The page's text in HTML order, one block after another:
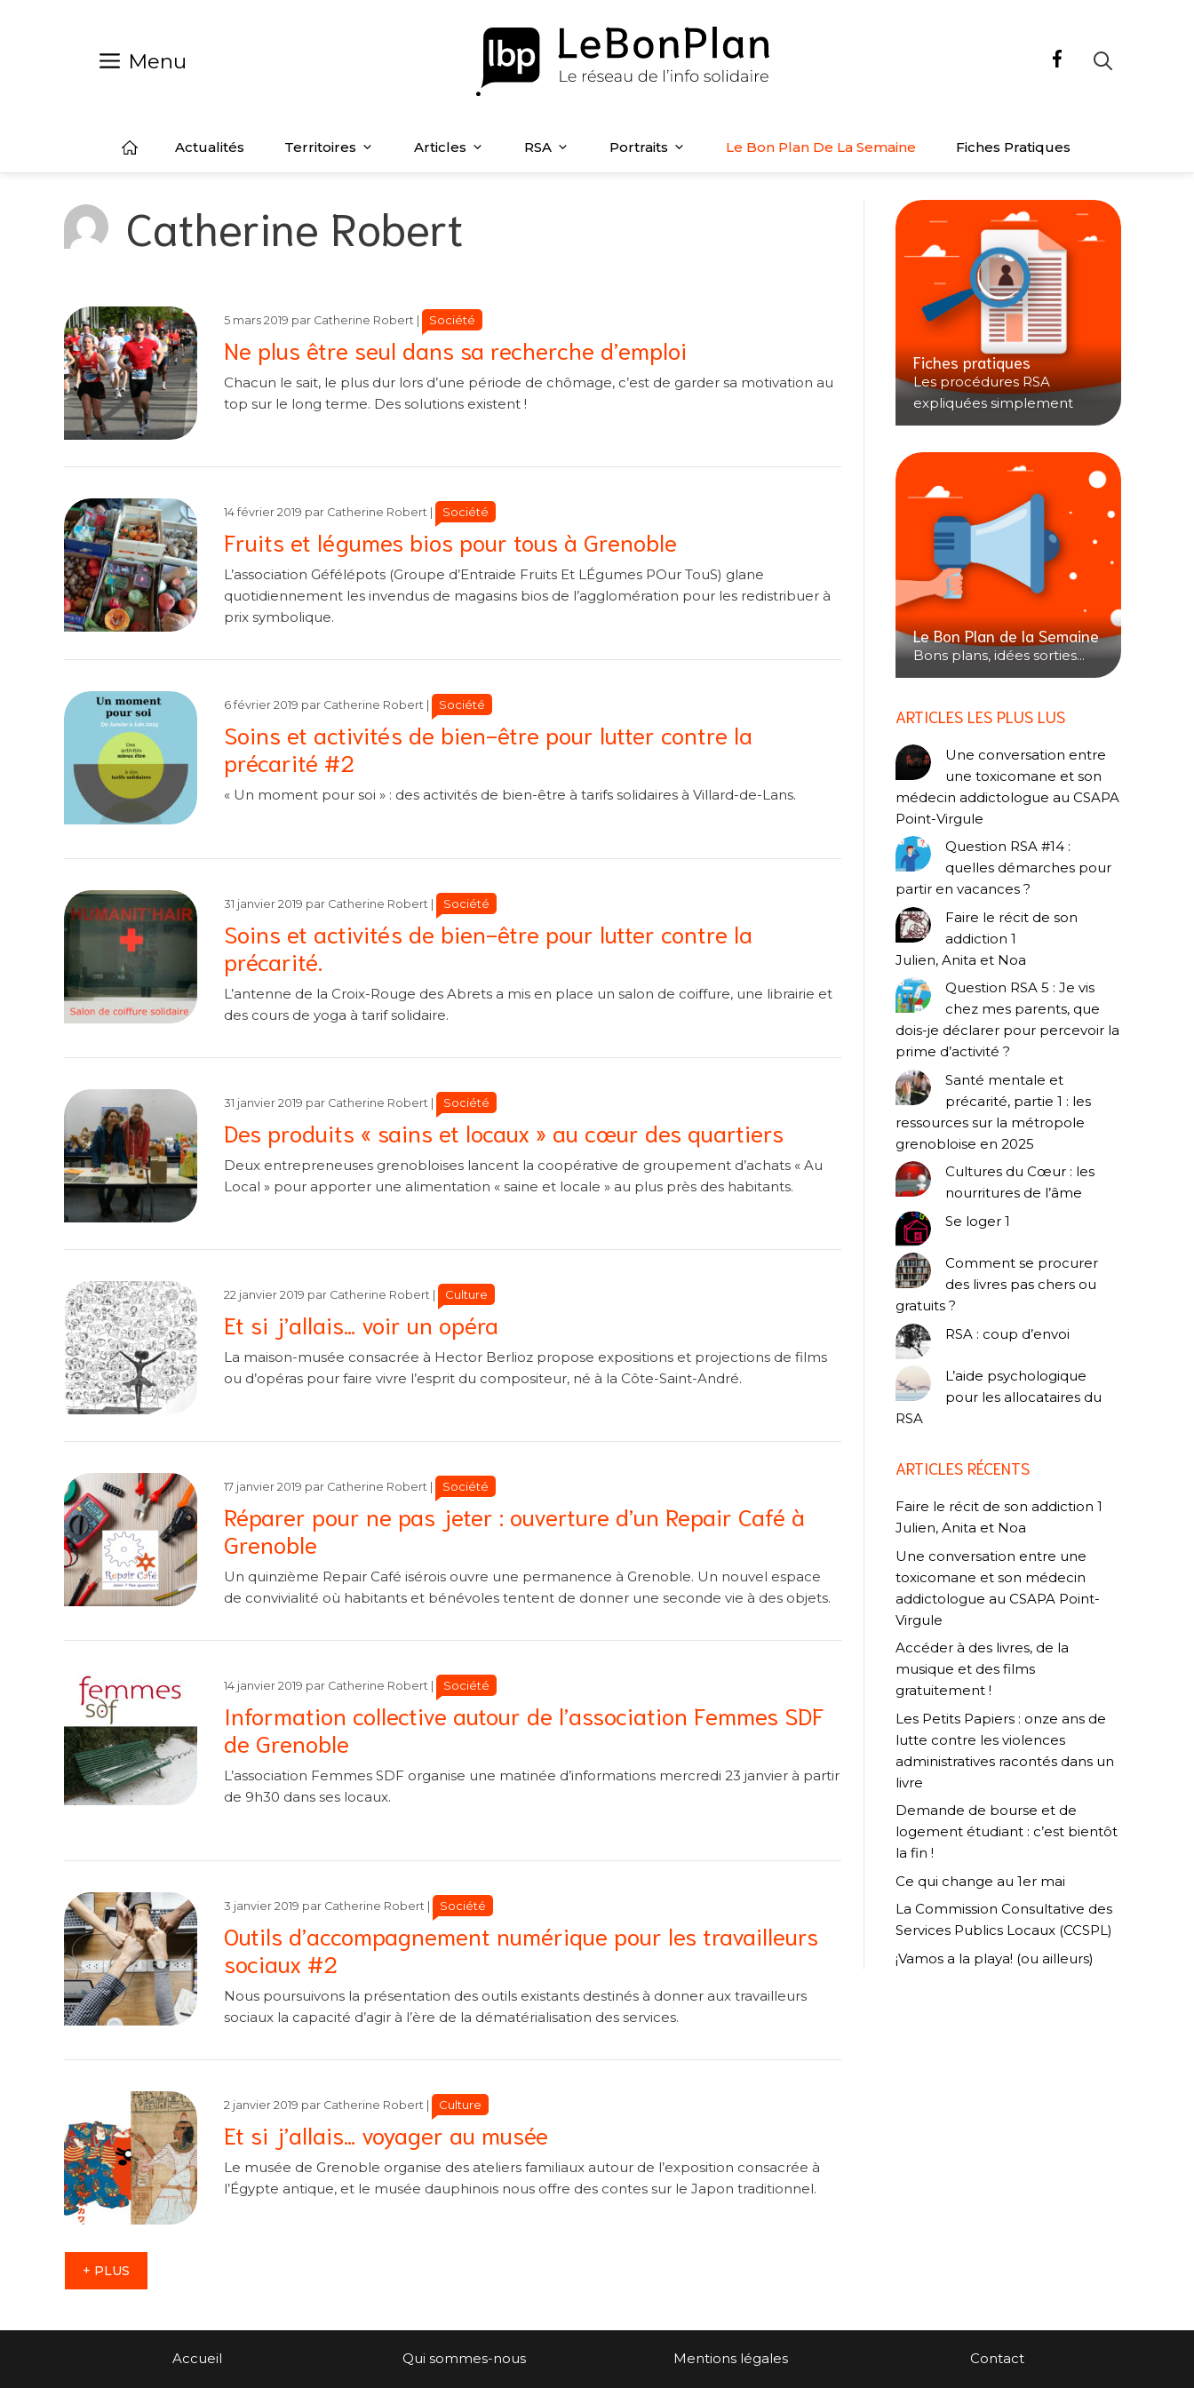
Menu
Actualités Territoires Articles RSA Portraits Le Bon Plan De La Semaine Fiches Pratiques
Catherine Robert
Ne plus être seul dans sa recherche d’emploi
5 mars 2019 par Catherine Robert Catégories
Catégories
Société
Chacun le sait, le plus dur lors d’une période de chômage, c’est de garder sa motivation au
top sur le long terme. Des solutions existent !
Fruits et légumes bios pour tous à Grenoble
14 février 2019 par Catherine Robert Catégories
Catégories
Société
L’association Géfélépots (Groupe d’Entraide Fruits Et LÉgumes POur TouS) glane
quotidiennement les invendus de magasins bios de l’agglomération pour les redistribuer à
prix symbolique.
Soins et activités de bien-être pour lutter contre la
précarité #2
6 février 2019 par Catherine Robert Catégories
Catégories
Société
« Un moment pour soi » : des activités de bien-être à tarifs solidaires à Villard-de-Lans.
Soins et activités de bien-être pour lutter contre la
précarité.
31 janvier 2019 par Catherine Robert Catégories
Catégories
Société
L’antenne de la Croix-Rouge des Abrets a mis en place un salon de coiffure, une librairie et
des cours de yoga à tarif solidaire.
Des produits « sains et locaux » au cœur des quartiers
31 janvier 2019 par Catherine Robert Catégories
Catégories
Société
Deux entrepreneuses grenobloises lancent la coopérative de groupement d’achats « Au
Local » pour apporter une alimentation « saine et locale » au plus près des habitants.
Et si j’allais… voir un opéra
22 janvier 2019 par Catherine Robert Catégories
Catégories
Culture
La maison-musée consacrée à Hector Berlioz propose expositions et projections de films
ou d’opéras pour faire vivre l’esprit du compositeur, né à la Côte-Saint-André.
Réparer pour ne pas jeter : ouverture d’un Repair Café à
Grenoble
17 janvier 2019 par Catherine Robert Catégories
Catégories
Société
Un quinzième Repair Café isérois ouvre une permanence à Grenoble. Un nouvel espace
de convivialité où habitants et bénévoles tentent de donner une seconde vie à des objets.
Information collective autour de l’association Femmes SDF
de Grenoble
14 janvier 2019 par Catherine Robert Catégories
Catégories
Société
L’association Femmes SDF organise une matinée d’informations mercredi 23 janvier à partir
de 9h30 dans ses locaux.
Outils d’accompagnement numérique pour les travailleurs
sociaux #2
3 janvier 2019 par Catherine Robert Catégories
Catégories
Société
Nous poursuivons la présentation des outils existants destinés à donner aux travailleurs
sociaux la capacité d’agir à l’ère de la dématérialisation des services.
Et si j’allais… voyager au musée
2 janvier 2019 par Catherine Robert Catégories
Catégories
Culture
Le musée de Grenoble organise des ateliers familiaux autour de l’exposition consacrée à
l’Égypte antique, et le musée dauphinois nous offre des contes sur le Japon traditionnel.
+ PLUS
Fiches pratiques
Les procédures RSA
expliquées simplement
Le Bon Plan de la Semaine
Bons plans, idées sorties...
ARTICLES LES PLUS LUS
Une conversation entre
une toxicomane et son
médecin addictologue au CSAPA
Point-Virgule
Question RSA #14 :
quelles démarches pour
partir en vacances ?
Faire le récit de son
addiction 1
Julien, Anita et Noa
Question RSA 5 : Je vis
chez mes parents, que
dois-je déclarer pour percevoir la
prime d’activité ?
Santé mentale et
précarité, partie 1 : les
ressources sur la métropole
grenobloise en 2025
Cultures du Cœur : les
nourritures de l’âme
Se loger 1
Comment se procurer
des livres pas chers ou
gratuits ?
RSA : coup d’envoi
L’aide psychologique
pour les allocataires du
RSA
ARTICLES RÉCENTS
Faire le récit de son addiction 1
Julien, Anita et Noa
Une conversation entre une
toxicomane et son médecin
addictologue au CSAPA Point-
Virgule
Accéder à des livres, de la
musique et des films
gratuitement !
Les Petits Papiers : onze ans de
lutte contre les violences
administratives racontés dans un
livre
Demande de bourse et de
logement étudiant : c’est bientôt
la fin !
Ce qui change au 1er mai
La Commission Consultative des
Services Publics Locaux (CCSPL)
¡Vamos a la playa! (ou ailleurs)
Accueil Qui sommes-nous Mentions légales Contact